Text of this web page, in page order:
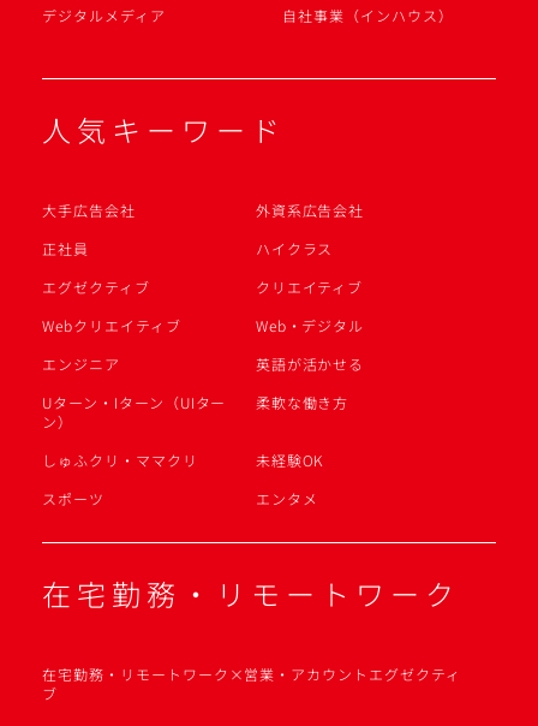
デジタルメディア
自社事業（インハウス）
人気キーワード
大手広告会社
外資系広告会社
正社員
ハイクラス
エグゼクティブ
クリエイティブ
Webクリエイティブ
Web・デジタル
エンジニア
英語が活かせる
Uターン・Iターン（UIター
ン）
柔軟な働き方
しゅふクリ・ママクリ
未経験OK
スポーツ
エンタメ
在宅勤務・リモートワーク
在宅勤務・リモートワーク×営業・アカウントエグゼクティ
ブ